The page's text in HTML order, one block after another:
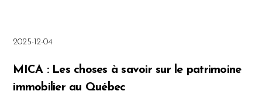
2025-12-04
MICA : Les choses à savoir sur le patrimoine
immobilier au Québec